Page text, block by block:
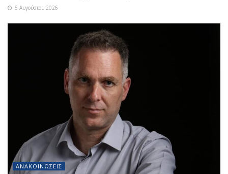
5 Αυγούστου 2026
ΑΝΑΚΟΙΝΏΣΕΙΣ